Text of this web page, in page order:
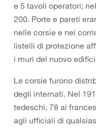
e 5 tavoli operatori;
200. Porte e pareti
nelle corsie e nei
listelli di protezione
i muri del nuovo
Le corsie furono
degli internati. Nel
tedeschi, 78 ai
agli ufficiali di